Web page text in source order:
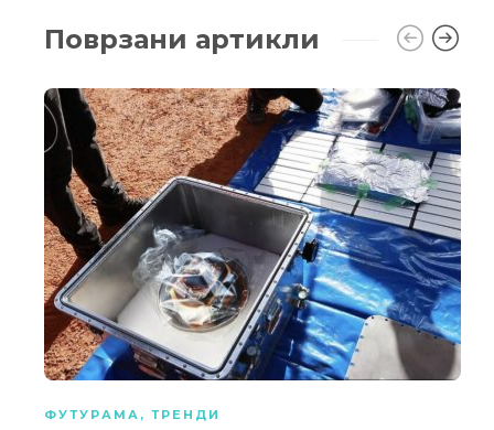
Поврзани артикли
ФУТУРАМА , ТРЕНДИ